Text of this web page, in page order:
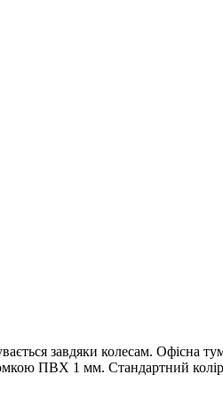
завдяки колесам. Офісна
ПВХ 1 мм. Стандартний